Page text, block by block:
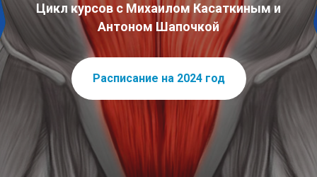
Цикл курсов с Михаилом Касаткиным и
Антоном Шапочкой
Расписание на 2024 год